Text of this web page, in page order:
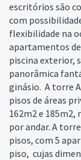
escritórios são
com
flexibilidade na
apartamentos
piscina exterior,
panorâmica
ginásio. A torre
pisos de áreas
162m2e 185m2,
por andar. A
pisos, com 5
piso, cujas